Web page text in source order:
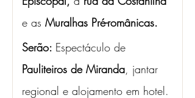
e as Muralhas Pré-românicas.
Serão: Espectáculo de
Pauliteiros de Miranda, jantar
regional e alojamento em hotel.